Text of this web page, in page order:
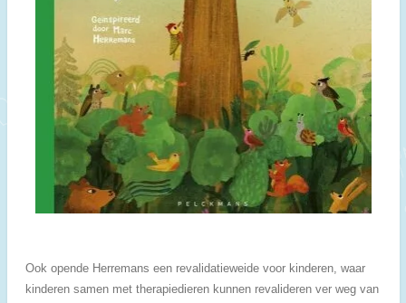
Ook opende Herremans een revalidatieweide voor kinderen, waar
kinderen samen met therapiedieren kunnen revalideren ver weg van